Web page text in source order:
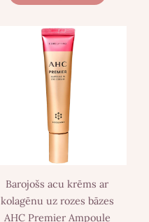
Barojošs acu krēms ar
kolagēnu uz rozes bāzes
AHC Premier Ampoule